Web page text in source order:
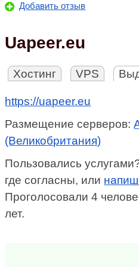
Добавить отзыв
Uapeer.eu
Хостинг VPS
https://uapeer.eu
Размещение серверов:
(Великобритания)
Пользовались
где согласны, или
Проголосовали 4
лет.